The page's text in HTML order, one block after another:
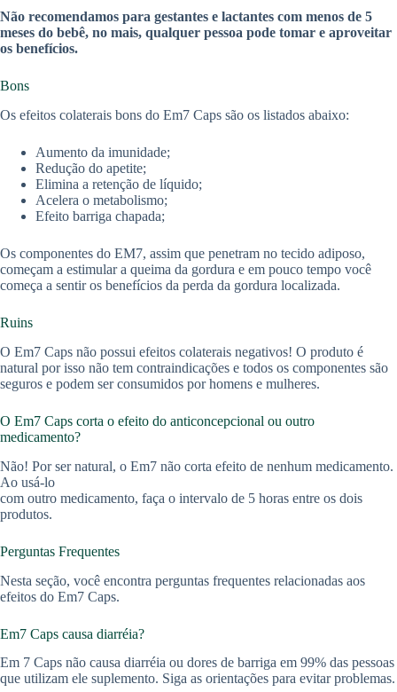
Não recomendamos para gestantes e lactantes com menos de 5
meses do bebê, no mais, qualquer pessoa pode tomar e aproveitar
os benefícios.
Bons
Os efeitos colaterais bons do Em7 Caps são os listados abaixo:
Aumento da imunidade;
Redução do apetite;
Elimina a retenção de líquido;
Acelera o metabolismo;
Efeito barriga chapada;
Os componentes do EM7, assim que penetram no tecido adiposo,
começam a estimular a queima da gordura e em pouco tempo você
começa a sentir os benefícios da perda da gordura localizada.
Ruins
O Em7 Caps não possui efeitos colaterais negativos! O produto é
natural por isso não tem contraindicações e todos os componentes são
seguros e podem ser consumidos por homens e mulheres.
O Em7 Caps corta o efeito do anticoncepcional ou outro
medicamento?
Não! Por ser natural, o Em7 não corta efeito de nenhum medicamento.
Ao usá-lo
com outro medicamento, faça o intervalo de 5 horas entre os dois
produtos.
Perguntas Frequentes
Nesta seção, você encontra perguntas frequentes relacionadas aos
efeitos do Em7 Caps.
Em7 Caps causa diarréia?
Em 7 Caps não causa diarréia ou dores de barriga em 99% das pessoas
que utilizam ele suplemento. Siga as orientações para evitar problemas.